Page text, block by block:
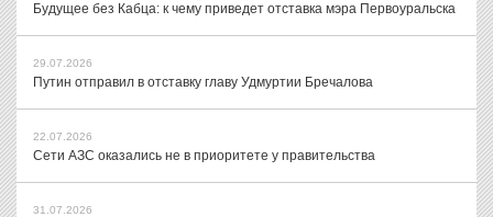
Будущее без Кабца: к чему приведет отставка мэра Первоуральска
29.07.2026
Путин отправил в отставку главу Удмуртии Бречалова
22.07.2026
Сети АЗС оказались не в приоритете у правительства
31.07.2026